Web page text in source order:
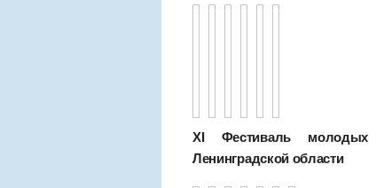
XI Фестиваль молодых
Ленинградской области